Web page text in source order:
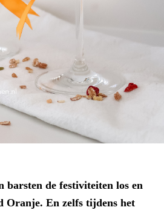
barsten de festiviteiten los en
Oranje. En zelfs tijdens het